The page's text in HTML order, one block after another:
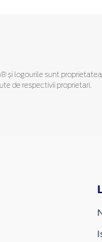
logourile sunt
de respectivii proprietari.